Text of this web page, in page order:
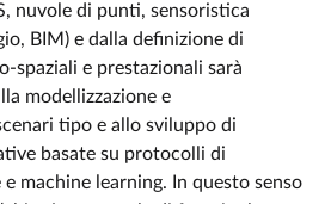
nuvole di punti, sensoristica
BIM) e dalla definizione di
spaziali e prestazionali sarà
modellizzazione e
tipo e allo sviluppo di
basate su protocolli di
machine learning. In questo senso